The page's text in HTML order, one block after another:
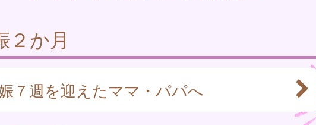
２か月
７週を迎えたママ・パパへ